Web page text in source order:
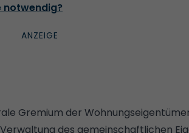
notwendig?
Gremium der
des gemeinschaftlichen